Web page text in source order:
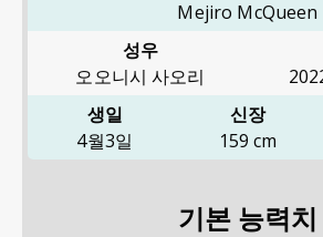
Mejiro McQueen
성우
오오니시 사오리
생일
4월3일
신장
159 cm
기본 능력치